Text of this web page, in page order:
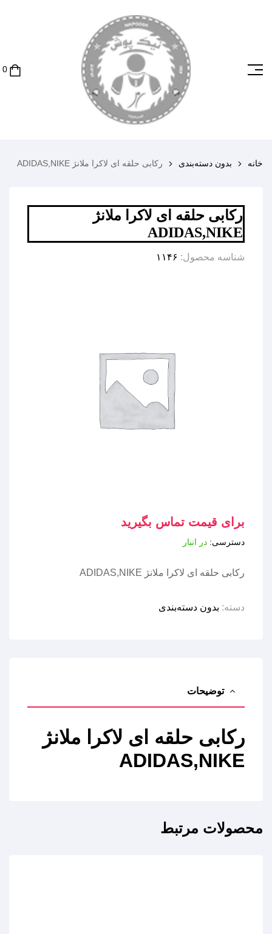
‏0
خانه بدون دسته‌بندی رکابی حلقه ای لاکرا ملانژ ADIDAS,NIKE
رکابی حلقه ای لاکرا ملانژ
ADIDAS,NIKE
شناسه محصول: ۱۱۴۶
برای قیمت تماس بگیرید
دسترسی: در انبار
رکابی حلقه ای لاکرا ملانژ ADIDAS,NIKE
دسته: بدون دسته‌بندی
توضیحات
رکابی حلقه ای لاکرا ملانژ
ADIDAS,NIKE
محصولات مرتبط